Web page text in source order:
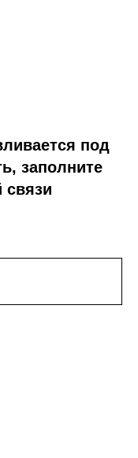
под
заполните